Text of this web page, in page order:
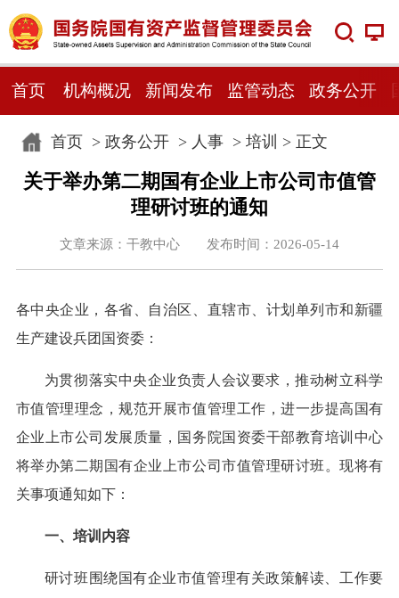
首页 机构概况 新闻发布 监管动态 政务公开
首页> 政务公开> 人事> 培训 > 正文
关于举办第二期国有企业上市公司市值管
理研讨班的通知
文章来源：干教中心 发布时间：2026-05-14
各中央企业，各省、自治区、直辖市、计划单列市和新疆
生产建设兵团国资委：
为贯彻落实中央企业负责人会议要求，推动树立科学
市值管理理念，规范开展市值管理工作，进一步提高国有
企业上市公司发展质量，国务院国资委干部教育培训中心
将举办第二期国有企业上市公司市值管理研讨班。现将有
关事项通知如下：
一、培训内容
研讨班围绕国有企业市值管理有关政策解读、工作要